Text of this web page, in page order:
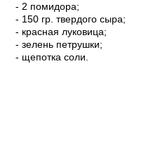
- 2 помидора;
- 150 гр. твердого сыра;
- красная луковица;
- зелень петрушки;
- щепотка соли.